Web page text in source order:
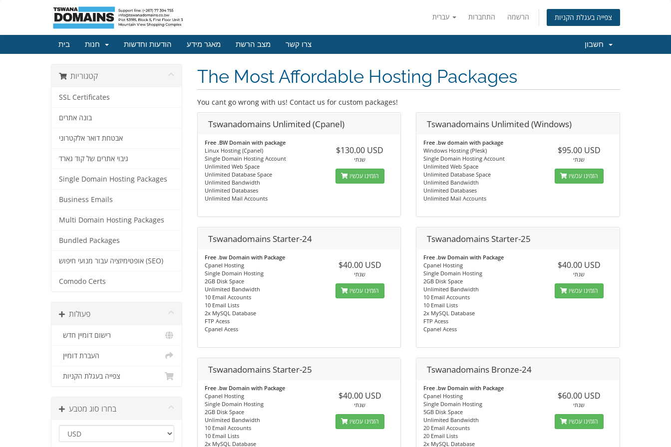
התחברות הרשמה צפייה בעגלת הקניות
בית הודעות וחדשות מאגר מידע מצב הרשת צרו קשר
קטגוריות
SSL Certificates
בונה אתרים
אבטחת דואר אלקטרוני
גיבוי אתרים של קוד גארד
Single Domain Hosting Packages
Business Emails
Multi Domain Hosting Packages
Bundled Packages
אופטימיזציה עבור מנועי חיפוש (SEO)
Comodo Certs
פעולות
רישום דומיין חדש
העברת דומיין
צפייה בעגלת הקניות
בחרו סוג מטבע
The Most Affordable Hosting Packages
You cant go wrong with us! Contact us for custom packages!
Tswanadomains Unlimited (Cpanel)
Free .BW Domain with package
Linux Hosting (Cpanel)
Single Domain Hosting Account
Unlimited Web Space
Unlimited Database Space
Unlimited Bandwidth
Unlimited Databases
Unlimited Mail Accounts
$130.00 USD
שנתי
הזמינו עכשיו
Tswanadomains Unlimited (Windows)
Free .bw domain with package
Windows Hosting (Plesk)
Single Domain Hosting Account
Unlimited Web Space
Unlimited Database Space
Unlimited Bandwidth
Unlimited Databases
Unlimited Mail Accounts
$95.00 USD
שנתי
הזמינו עכשיו
Tswanadomains Starter-24
Free .bw Domain with Package
Cpanel Hosting
Single Domain Hosting
2GB Disk Space
Unlimited Bandwidth
10 Email Accounts
10 Email Lists
2x MySQL Database
FTP Acess
Cpanel Acess
$40.00 USD
שנתי
הזמינו עכשיו
Tswanadomains Starter-25
Free .bw Domain with Package
Cpanel Hosting
Single Domain Hosting
2GB Disk Space
Unlimited Bandwidth
10 Email Accounts
10 Email Lists
2x MySQL Database
FTP Acess
Cpanel Acess
$40.00 USD
שנתי
הזמינו עכשיו
Tswanadomains Starter-25
Free .bw Domain with Package
Cpanel Hosting
Single Domain Hosting
2GB Disk Space
Unlimited Bandwidth
10 Email Accounts
10 Email Lists
2x MySQL Database
$40.00 USD
שנתי
הזמינו עכשיו
Tswanadomains Bronze-24
Free .bw Domain with Package
Cpanel Hosting
Single Domain Hosting
5GB Disk Space
Unlimited Bandwidth
20 Email Accounts
20 Email Lists
2x MySQL Database
$60.00 USD
שנתי
הזמינו עכשיו